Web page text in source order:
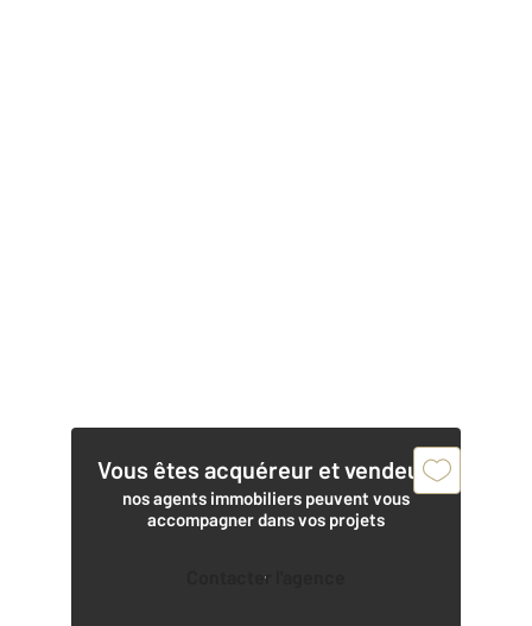
Vous êtes acquéreur et vendeur,
nos agents immobiliers peuvent vous
accompagner dans vos projets
Contacter l'agence